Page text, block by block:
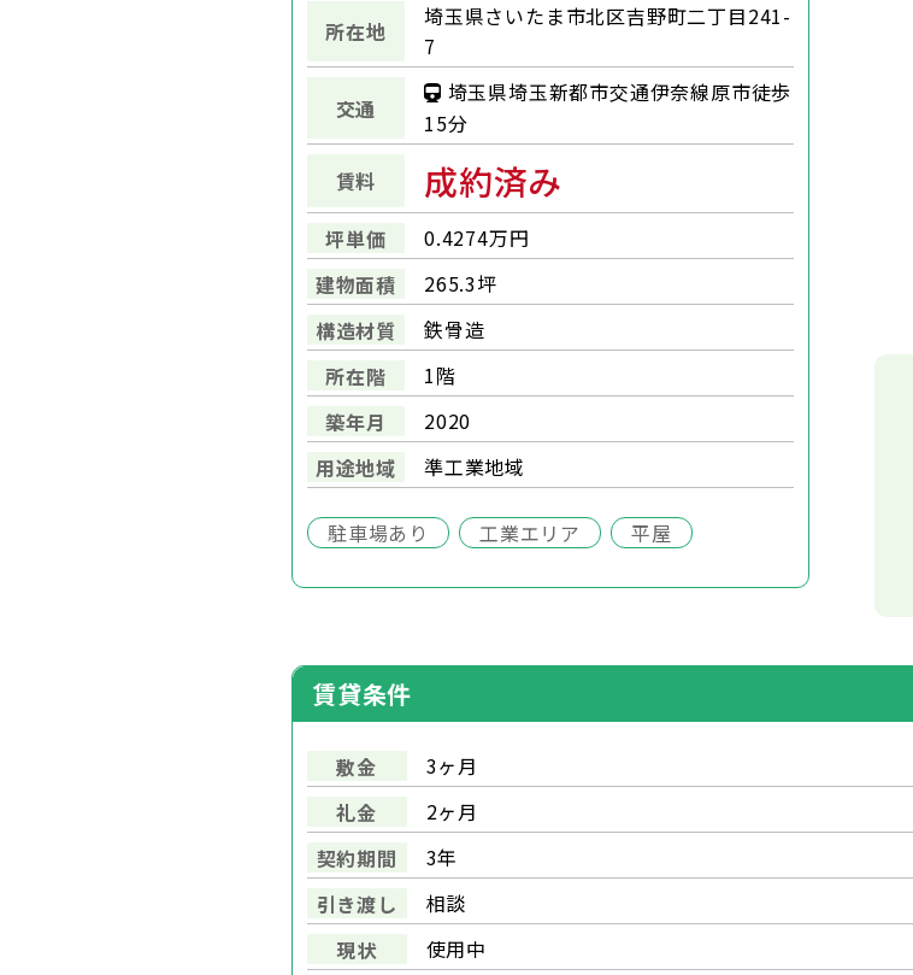
所在地
埼玉県さいたま市北区吉野町二丁目241-
7
交通
埼玉県埼玉新都市交通伊奈線原市徒歩
15分
賃料
成約済み
坪単価
0.4274万円
建物面積
265.3坪
構造材質
鉄骨造
所在階
1階
築年月
2020
用途地域
準工業地域
駐車場あり 工業エリア 平屋
賃貸条件
敷金
3ヶ月
礼金
2ヶ月
契約期間
3年
引き渡し
相談
現状
使用中